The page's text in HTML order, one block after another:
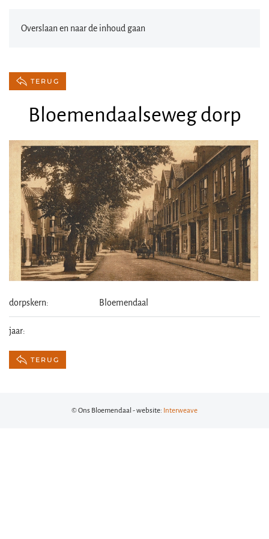
Overslaan en naar de inhoud gaan
TERUG
Bloemendaalseweg dorp
dorpskern: Bloemendaal
jaar:
TERUG
© Ons Bloemendaal - website: Interweave